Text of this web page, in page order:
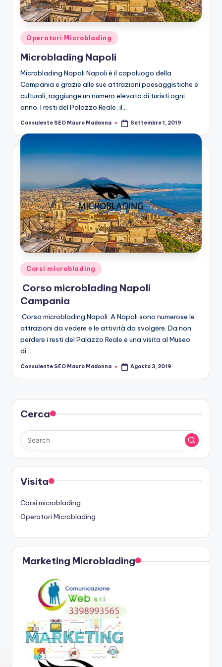
g
M
ic
o
b
n
di
n
g
M
ic
r
o
b
le
di
n
g
Posted
in
Operatori Microblading
Microblading Napoli
Microblading Napoli Napoli è il capoluogo della
Campania e grazie alle sue attrazioni paesaggistiche e
culturali, raggiunge un numero elevato di turisti ogni
anno. I resti del Palazzo Reale, il…
Posted
Consulente SEO Mauro Madonna Settembre 1, 2019
Posted
in
Corsi microblading
Corso microblading Napoli
Campania
Corso microblading Napoli A Napoli sono numerose le
attrazioni da vedere e le attività da svolgere. Da non
perdere i resti del Palazzo Reale e una visita al Museo
di…
Posted
Consulente SEO Mauro Madonna Agosto 3, 2019
Cerca
Visita
Corsi microblading
Operatori Microblading
Marketing Microblading